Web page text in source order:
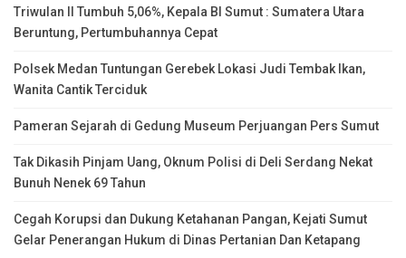
Triwulan II Tumbuh 5,06%, Kepala BI Sumut : Sumatera Utara
Beruntung, Pertumbuhannya Cepat
Polsek Medan Tuntungan Gerebek Lokasi Judi Tembak Ikan,
Wanita Cantik Terciduk
Pameran Sejarah di Gedung Museum Perjuangan Pers Sumut
Tak Dikasih Pinjam Uang, Oknum Polisi di Deli Serdang Nekat
Bunuh Nenek 69 Tahun
Cegah Korupsi dan Dukung Ketahanan Pangan, Kejati Sumut
Gelar Penerangan Hukum di Dinas Pertanian Dan Ketapang